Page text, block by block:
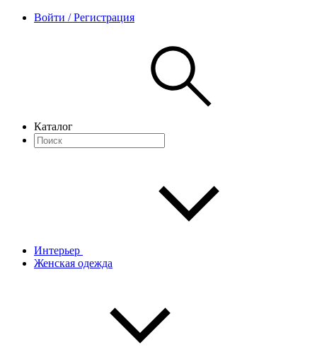
Войти / Регистрация
Каталог
Интерьер
Женская одежда